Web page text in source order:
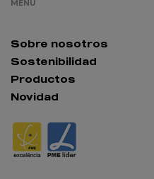
MENÚ
Sobre nosotros
Sostenibilidad
Productos
Novidad